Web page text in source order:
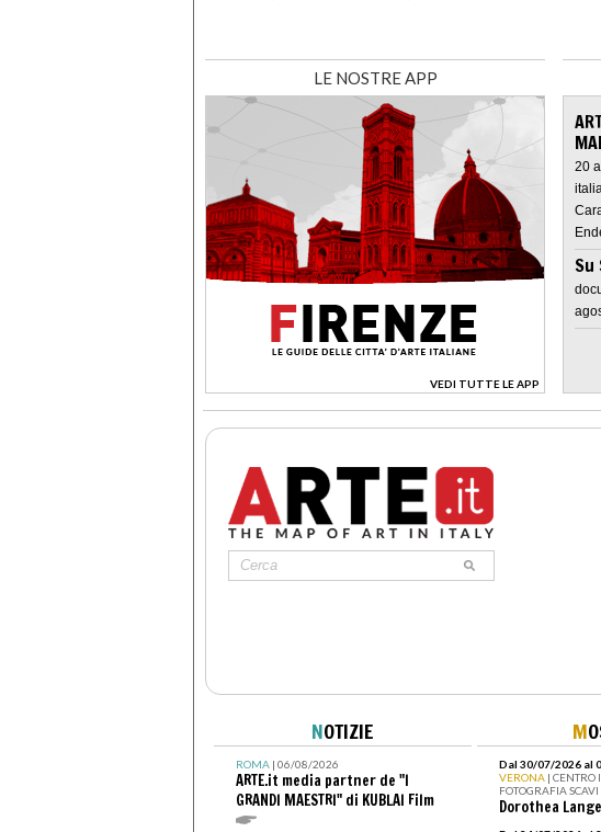
LE NOSTRE APP
VEDI TUTTE LE APP
>
20
Su
NOTIZIE
ROMA| 06/08/2026
ARTE.it media partner de "I
GRANDI MAESTRI" di KUBLAI Film
M
Dal 30/07/2026 al
VERONA | CENTRO
FOTOGRAFIA SCAVI
Dorothea Lange